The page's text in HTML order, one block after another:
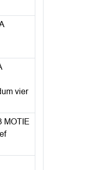
vier
MOTIE